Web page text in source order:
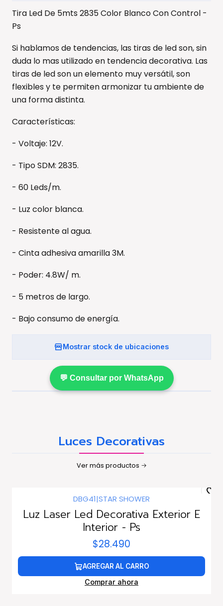
Tira Led De 5mts 2835 Color Blanco Con Control -
Ps
Si hablamos de tendencias, las tiras de led son, sin
duda lo mas utilizado en tendencia decorativa. Las
tiras de led son un elemento muy versátil, son
flexibles y te permiten armonizar tu ambiente de
una forma distinta.
Características:
- Voltaje: 12V.
- Tipo SDM: 2835.
- 60 Leds/m.
- Luz color blanca.
- Resistente al agua.
- Cinta adhesiva amarilla 3M.
- Poder: 4.8W/ m.
- 5 metros de largo.
- Bajo consumo de energía.
Mostrar stock de ubicaciones
💬 Consultar por WhatsApp
Luces Decorativas
Ver más productos
DBG41|STAR SHOWER
Luz Laser Led Decorativa Exterior E
Interior - Ps
$28.490
AGREGAR AL CARRO
Comprar ahora